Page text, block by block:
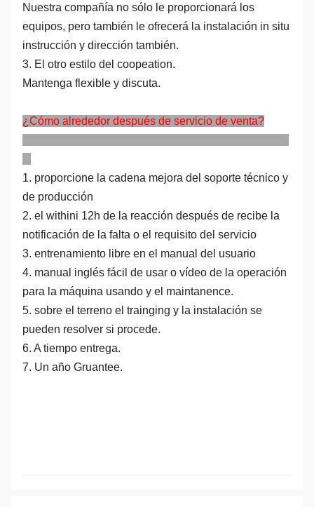
Nuestra compañía no sólo le proporcionará los
equipos, pero también le ofrecerá la instalación in situ
instrucción y dirección también.
3. El otro estilo del coopeation.
Mantenga flexible y discuta.
¿Cómo alrededor después de servicio de venta?
1. proporcione la cadena mejora del soporte técnico y
de producción
2. el withini 12h de la reacción después de recibe la
notificación de la falta o el requisito del servicio
3. entrenamiento libre en el manual del usuario
4. manual inglés fácil de usar o vídeo de la operación
para la máquina usando y el maintanence.
5. sobre el terreno el trainging y la instalación se
pueden resolver si procede.
6. A tiempo entrega.
7. Un año Gruantee.